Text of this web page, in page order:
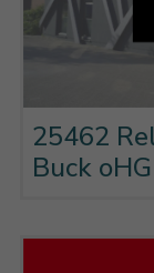
25462
Buck oHG